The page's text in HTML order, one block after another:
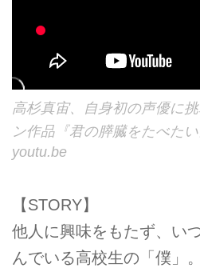
高杉真宙、自身初の声優に
ン作品『君の膵臓をたべたい
youtu.be
【STORY】
他人に興味をもたず、い
んでいる高校生の「僕」